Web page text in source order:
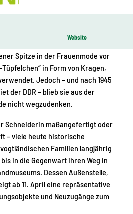
BY-ND
Website
Spitze in der Frauenmode vor
in Form von Kragen,
Jedoch – und nach 1945
der DDR – blieb sie aus der
nicht wegzudenken.
Schneiderin maßangefertigt oder
– viele heute historische
Familien langjährig
in die Gegenwart ihren Weg in
Dessen Außenstelle,
ab 11. April eine repräsentative
und Neuzugänge zum